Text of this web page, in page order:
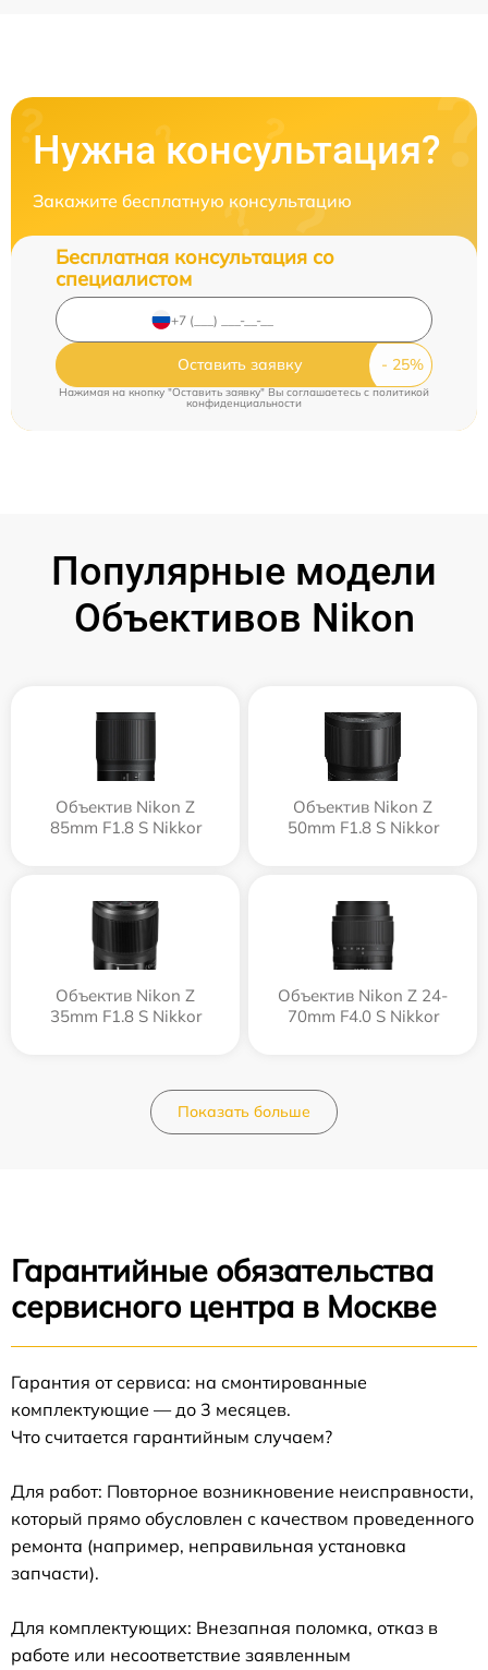
Нужна консультация?
Закажите бесплатную консультацию
Бесплатная консультация со
специалистом
Оставить заявку
Нажимая на кнопку "Оставить заявку" Вы соглашаетесь cполитикой
конфиденциальности
Популярные модели
Объективов Nikon
Объектив Nikon Z
85mm F1.8 S Nikkor
Объектив Nikon Z
50mm F1.8 S Nikkor
Объектив Nikon Z
35mm F1.8 S Nikkor
Объектив Nikon Z 24-
70mm F4.0 S Nikkor
Показать больше
Гарантийные обязательства
сервисного центра в Москве
Гарантия от сервиса: на смонтированные
комплектующие — до 3 месяцев.
Что считается гарантийным случаем?
Для работ: Повторное возникновение неисправности,
который прямо обусловлен с качеством проведенного
ремонта (например, неправильная установка
запчасти).
Для комплектующих: Внезапная поломка, отказ в
работе или несоответствие заявленным